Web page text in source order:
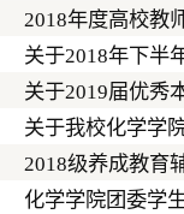
2018年度高校教
关于2018年下半
关于2019届优秀
关于我校化学学
2018级养成教育
化学学院团委学